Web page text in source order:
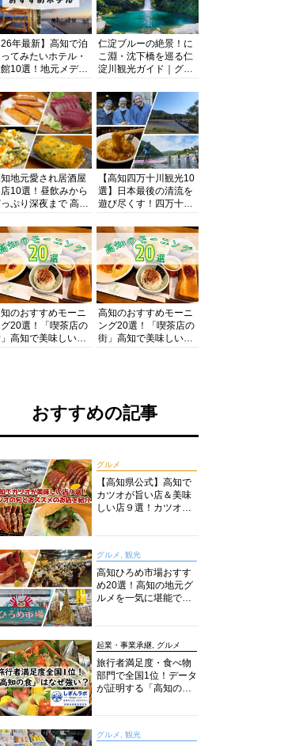
26年最新】高知で泊
ってみたいホテル・
10選！地元メディ
仁淀ブルーの絶景！に
こ淵・沈下橋を巡る仁
淀川観光ガイド｜グル
まで完全網羅！
地元愛され居酒屋
10選！昼飲みから
っぷり深夜まで 高知
ルメPro】
【高知四万十川観光10
選】日本最後の清流を
遊び尽くす！四万十川
を網羅したおすすめガ
イド
のおすすめモーニ
20選！「喫茶店の
高知で美味しい喫
高知のおすすめモーニ
ング20選！「喫茶店の
街」高知で美味しい喫
おすすめの記事
グルメ
【高知県公式】高知で
カツオが旨い店＆美味
しい店９選！カツオの
グルメ, 観光
高知ひろめ市場おすす
め20選！高知の地元グ
ルメを一気に堪能でき
起業・事業承継, グルメ
旅行者満足度・食べ物
部門で全国1位！データ
が証明する「高知の
グルメ, 観光